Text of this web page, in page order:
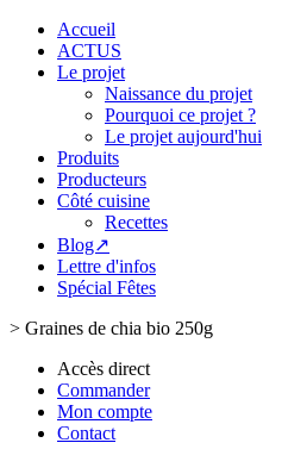
Accueil
ACTUS
Le projet
Naissance du projet
Pourquoi ce projet ?
Le projet aujourd'hui
Produits
Producteurs
Côté cuisine
Recettes
Blog↗
Lettre d'infos
Spécial Fêtes
> Graines de chia bio 250g
Accès direct
Commander
Mon compte
Contact